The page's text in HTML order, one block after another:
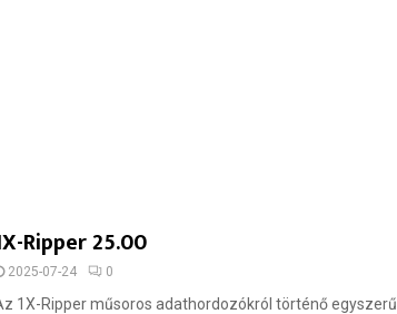
Ripper 25.00
2025-07-24 0
1X-Ripper műsoros adathordozókról történő egyszerű